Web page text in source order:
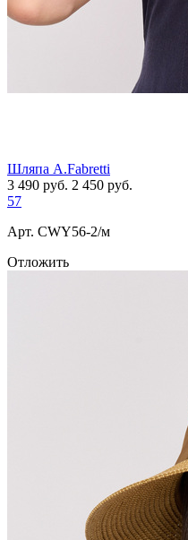
Шляпа A.Fabretti
3 490 руб. 2 450 руб.
57
Арт. СWY56-2/м
Отложить